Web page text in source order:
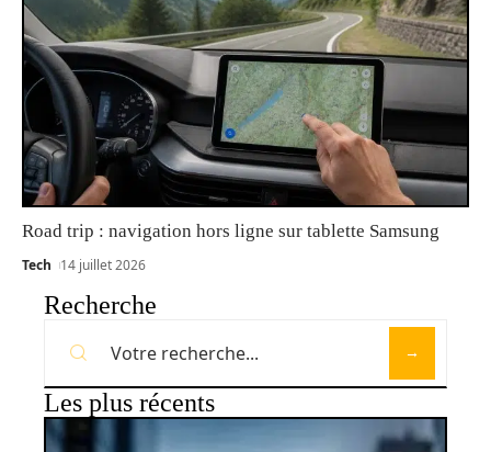
Road trip : navigation hors ligne sur tablette Samsung
Tech 14 juillet 2026
Recherche
Les plus récents